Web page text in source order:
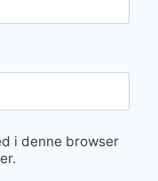
i denne browser